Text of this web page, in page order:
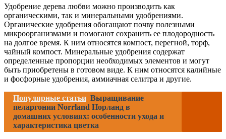
Удобрение дерева любви можно производить как
органическими, так и минеральными удобрениями.
Органические удобрения обогащают почву полезными
микроорганизмами и помогают сохранить ее плодородность
на долгое время. К ним относятся компост, перегной, торф,
чайный компост. Минеральные удобрения содержат
определенные пропорции необходимых элементов и могут
быть приобретены в готовом виде. К ним относятся калийные
и фосфорные удобрения, аммиачная селитра и другие.
Популярные статьи Выращивание
пеларгонии Norrland Норланд в
домашних условиях: особенности ухода и
характеристика цветка